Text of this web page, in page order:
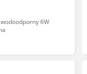
6W